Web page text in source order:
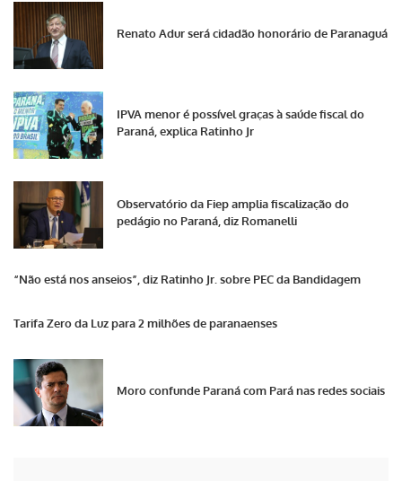
Renato Adur será cidadão honorário de Paranaguá
IPVA menor é possível graças à saúde fiscal do
Paraná, explica Ratinho Jr
Observatório da Fiep amplia fiscalização do
pedágio no Paraná, diz Romanelli
“Não está nos anseios”, diz Ratinho Jr. sobre PEC da Bandidagem
Tarifa Zero da Luz para 2 milhões de paranaenses
Moro confunde Paraná com Pará nas redes sociais